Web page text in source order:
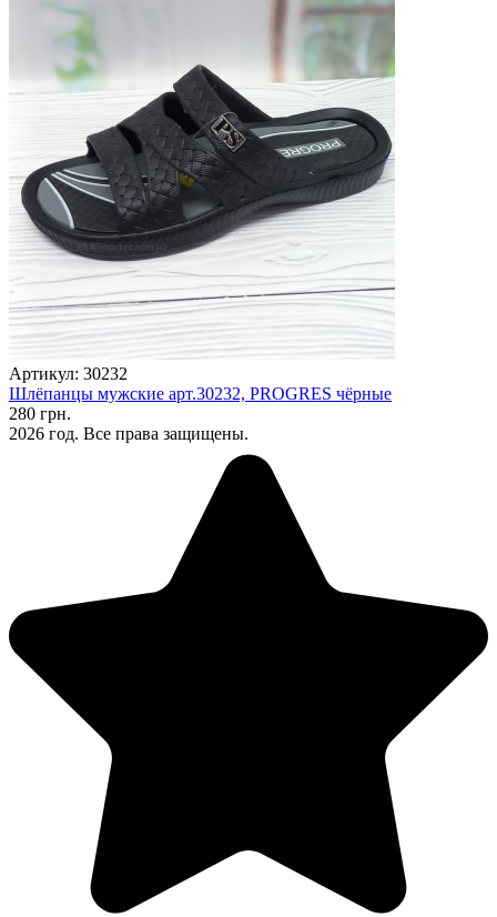
Артикул: 30232
Шлёпанцы мужские арт.30232, PROGRES чёрные
280 грн.
2026 год. Все права защищены.